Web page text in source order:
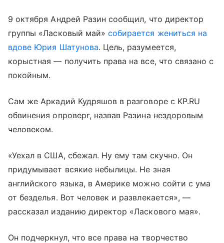
9 октября Андрей Разин сообщил, что директор
группы «Ласковый май»собирается жениться на
вдове Юрия Шатунова. Цель, разумеется,
корыстная — получить права на все, что связано с
покойным.
Сам же Аркадий Кудряшов в разговоре с KP.RU
обвинения опроверг, назвав Разина нездоровым
человеком.
«Уехал в США, сбежал. Ну ему там скучно. Он
придумывает всякие небылицы. Не зная
английского языка, в Америке можно сойти с ума
от безделья. Вот человек и развлекается», —
рассказал изданию директор «Ласкового мая».
Он подчеркнул, что все права на творчество